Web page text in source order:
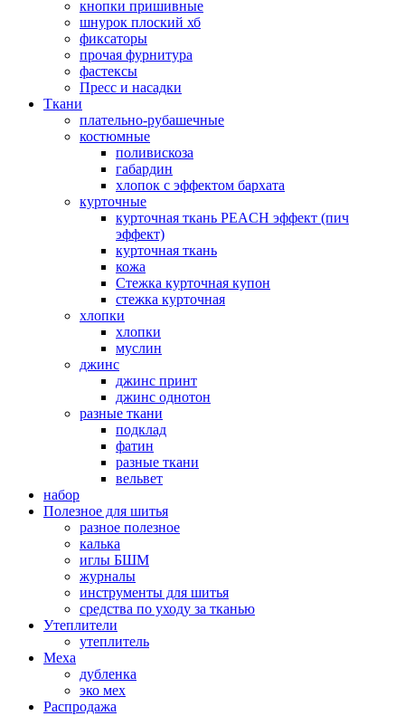
кнопки пришивные
шнурок плоский хб
фиксаторы
прочая фурнитура
фастексы
Пресс и насадки
Ткани
плательно-рубашечные
костюмные
поливискоза
габардин
хлопок с эффектом бархата
курточные
курточная ткань PEACH эффект (пич
эффект)
курточная ткань
кожа
Стежка курточная купон
стежка курточная
хлопки
хлопки
муслин
джинс
джинс принт
джинс однотон
разные ткани
подклад
фатин
разные ткани
вельвет
набор
Полезное для шитья
разное полезное
калька
иглы БШМ
журналы
инструменты для шитья
средства по уходу за тканью
Утеплители
утеплитель
Меха
дубленка
эко мех
Распродажа